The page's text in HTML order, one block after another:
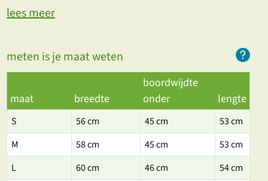
lees meer
meten is je maat weten
maat breedte
boordwijdte
onder
lengte
S 56 cm 45 cm
53 cm
M
58 cm 45 cm
53 cm
L
60 cm 46 cm
54 cm